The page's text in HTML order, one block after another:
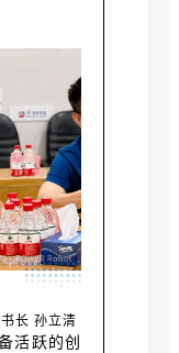
长 孙立清
活跃的创